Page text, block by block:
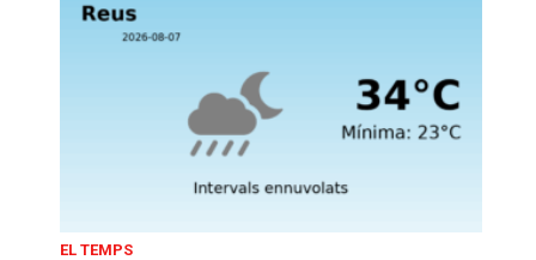
EL TEMPS